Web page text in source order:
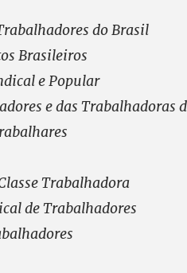
do Brasil
Brasileiros
e Popular
e das Trabalhadoras
Trabalhadora
de Trabalhadores